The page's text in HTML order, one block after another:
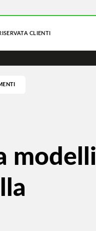
CLIENTI
modelli